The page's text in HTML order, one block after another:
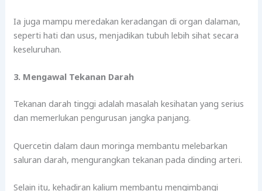
Ia juga mampu meredakan keradangan di organ dalaman,
seperti hati dan usus, menjadikan tubuh lebih sihat secara
keseluruhan.
3. Mengawal Tekanan Darah
Tekanan darah tinggi adalah masalah kesihatan yang serius
dan memerlukan pengurusan jangka panjang.
Quercetin dalam daun moringa membantu melebarkan
saluran darah, mengurangkan tekanan pada dinding arteri.
Selain itu, kehadiran kalium membantu mengimbangi